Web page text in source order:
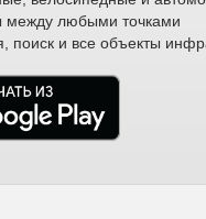
между любыми точками
поиск и все объекты